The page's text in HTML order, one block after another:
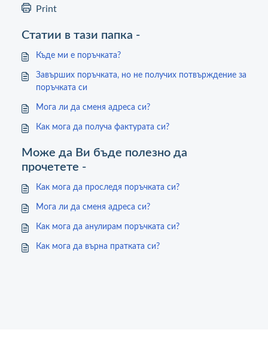
Print
Статии в тази папка -
Къде ми е поръчката?
Завърших поръчката, но не получих потвърждение за
поръчката си
Мога ли да сменя адреса си?
Как мога да получа фактурата си?
Може да Ви бъде полезно да
прочетете -
Как мога да проследя поръчката си?
Мога ли да сменя адреса си?
Как мога да анулирам поръчката си?
Как мога да върна пратката си?